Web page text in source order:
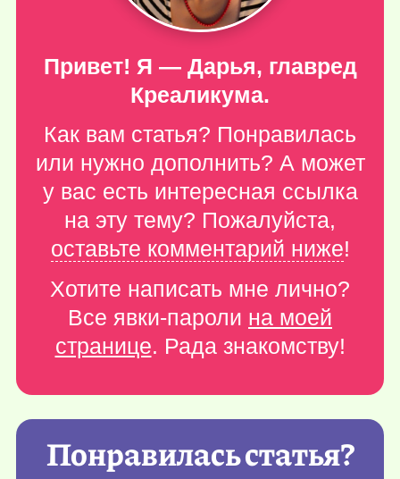
Привет! Я — Дарья, главред
Креаликума.
Как вам статья? Понравилась
или нужно дополнить? А может
у вас есть интересная ссылка
на эту тему? Пожалуйста,
оставьте комментарий ниже!
Хотите написать мне лично?
Все явки-пароли на моей
странице. Рада знакомству!
Понравилась статья?